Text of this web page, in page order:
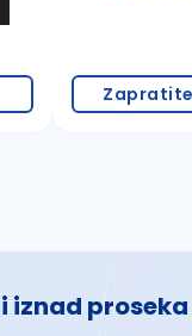
Zapratite
iznad proseka